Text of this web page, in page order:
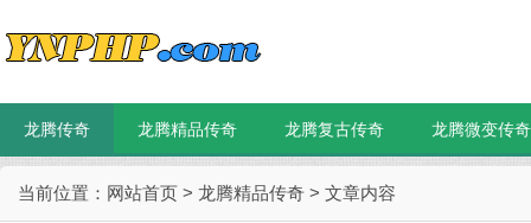
龙腾传奇 龙腾精品传奇 龙腾复古传奇 龙腾微变传奇
当前位置： 网站首页 > 龙腾精品传奇 > 文章内容